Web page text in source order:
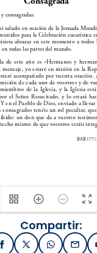
Compartir:
FacebookX / TwitterWhatsApp